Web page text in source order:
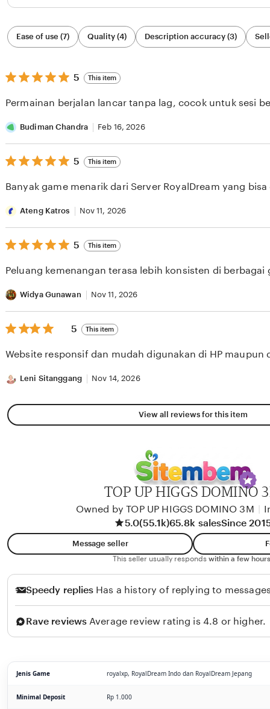
Filter
by
category
Ease of use (7) Quality (4) Description accuracy (3)
5
out
5
5 This item
Permainan berjalan lancar tanpa lag, cocok untuk sesi
Budiman Chandra Feb 16, 2026
5
out
5
5 This item
Banyak game menarik dari Server RoyalDream yang
Ateng Katros Nov 11, 2026
5
out
5
5 This item
Peluang kemenangan terasa lebih konsisten di berbagai
Widya Gunawan Nov 11, 2026
5
out
5
5 This item
Website responsif dan mudah digunakan di HP maupun
Leni Sitanggang Nov 14, 2026
View all reviews for this item
TOP UP HIGGS DOMINO
Owned by TOP UP HIGGS DOMINO 3M
5.0(55.1k)65.8k salesSince
Message seller
This seller usually responds within a few
Speedy replies Has a history of replying to
Rave reviews Average review rating is 4.8 or higher.
Jenis Game royalxp, RoyalDream Indo dan RoyalDream Jepang
Minimal Deposit Rp 1.000